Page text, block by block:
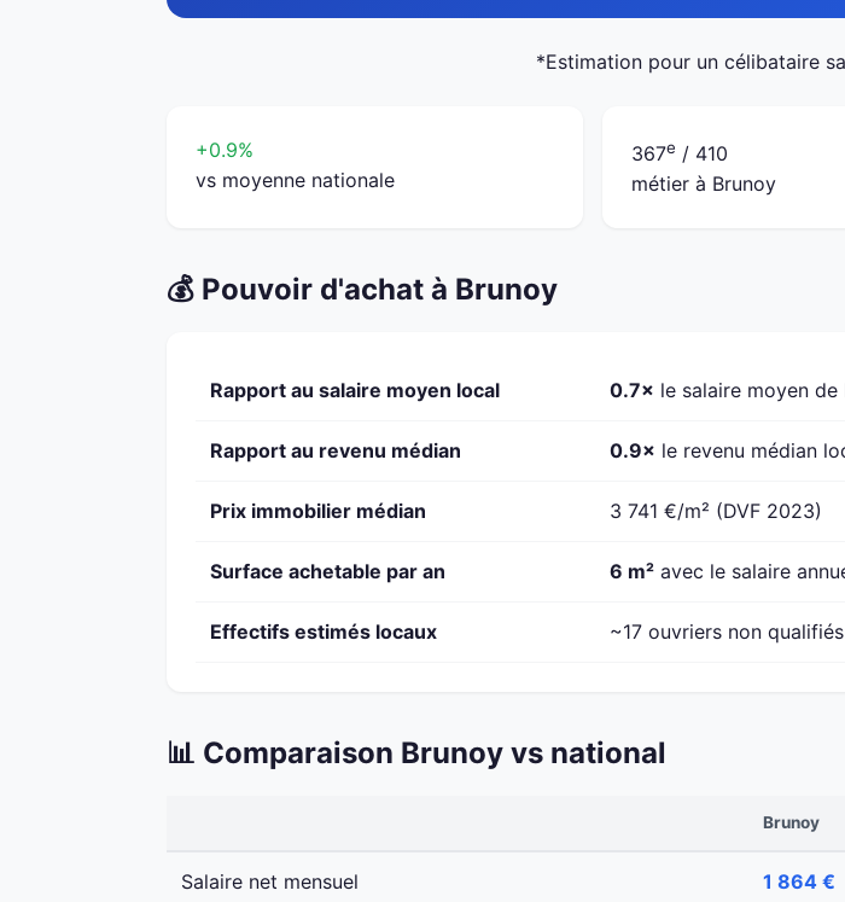
*Estimation pour un célibataire
+0.9%
vs moyenne nationale
367e / 410
métier à Brunoy
💰 Pouvoir d'achat à Brunoy
Rapport au salaire moyen local 0.7× le salaire moyen
Rapport au revenu médian 0.9× le revenu médian
Prix immobilier médian 3 741 €/m² (DVF 2023)
Surface achetable par an 6 m² avec le salaire
Effectifs estimés locaux ~17 ouvriers non
📊 Comparaison Brunoy vs national
Brunoy
Salaire net mensuel 1 864 €